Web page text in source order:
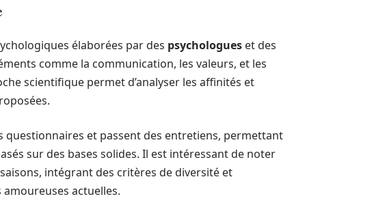
élaborées par des psychologues et des
comme la communication, les valeurs, et les
scientifique permet d’analyser les affinités et
et passent des entretiens, permettant
sur des bases solides. Il est intéressant de noter
intégrant des critères de diversité et
actuelles.